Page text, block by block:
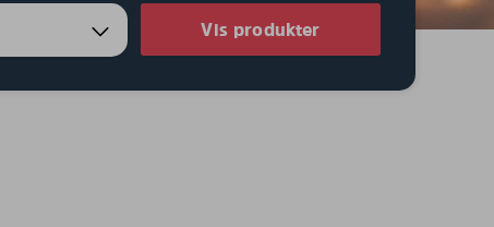
Vis produkter